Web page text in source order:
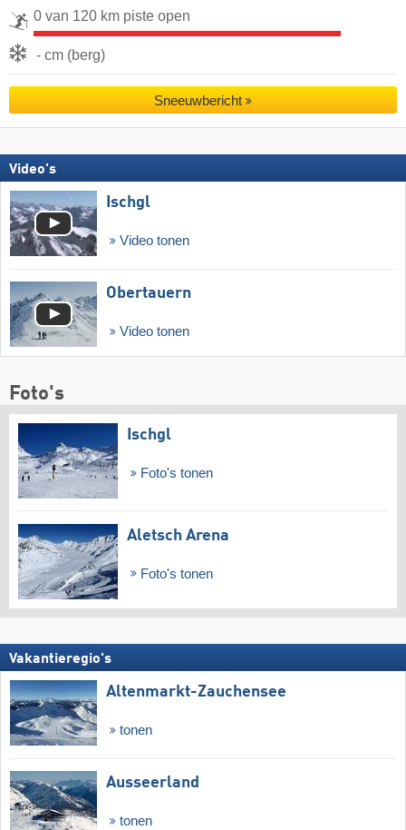
0 van 120 km piste open
- cm (berg)
Sneeuwbericht
Video's
Ischgl
Video tonen
Obertauern
Video tonen
Foto's
Ischgl
Foto's tonen
Aletsch Arena
Foto's tonen
Vakantieregio's
Altenmarkt-Zauchensee
tonen
Ausseerland
tonen